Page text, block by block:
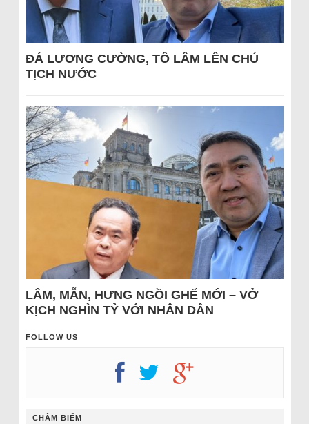
ĐÁ LƯƠNG CƯỜNG, TÔ LÂM LÊN CHỦ
TỊCH NƯỚC
LÂM, MẪN, HƯNG NGỒI GHẾ MỚI – VỞ
KỊCH NGHÌN TỶ VỚI NHÂN DÂN
FOLLOW US
CHÂM BIẾM